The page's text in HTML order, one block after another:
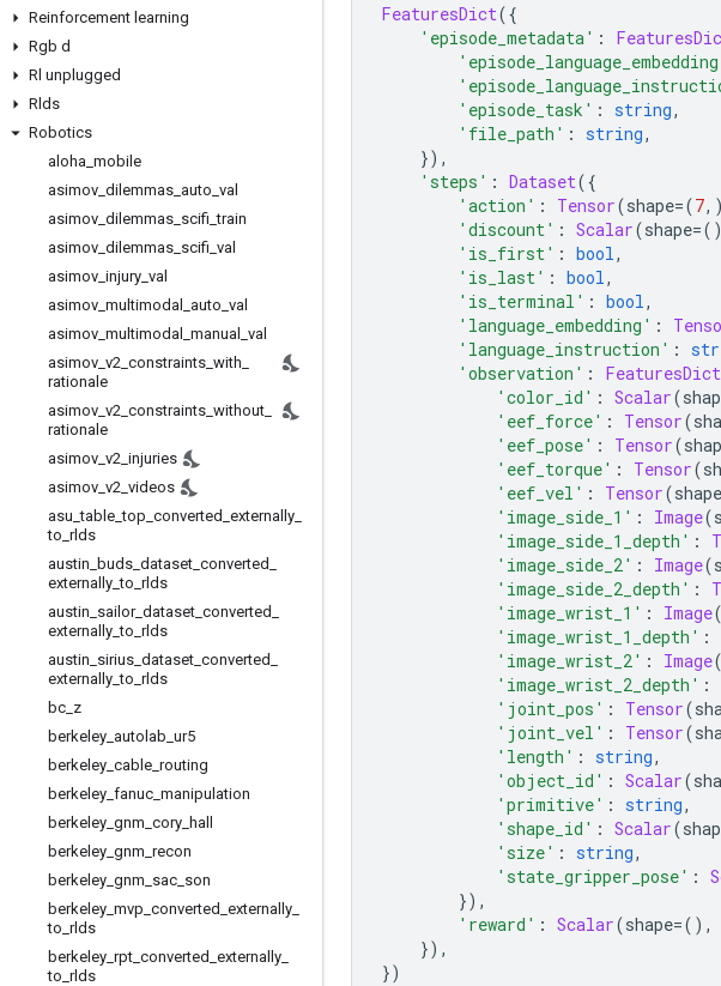
Reinforcement learning
Rgb d
Rl unplugged
Rlds
Robotics
aloha mobile
asimov dilemmas auto val
asimov dilemmas scifi _train
asimov dilemmas scifi val
asimov injury val
asimov multimodal auto val
asimov multimodal manual
val
asimov v2 constraints with
rationale
asimov v2 constraints without
rationale
asimov v2 injuries
asimov v2 videos
asu _table _top converted externally
to rlds
austin buds dataset converted
externally _to rlds
austin sailor_ dataset converted
externally _to rlds
austin sirius dataset converted
externally _to rlds
bc z
berkeley autolab ur5
berkeley cable routing
berkeley fanuc manipulation
berkeley gnm cory hall
berkeley gnm recon
berkeley gnm sac son
berkeley mvp converted externally
to rlds
berkeley rpt converted externally
to rlds
FeaturesDict({
'episode_metadata' :
'episode_task' : string,
'file_path' : string,
}),
'steps' : Dataset({
'action' : Tensor(shape=(7
'discount' : Scalar(shape
'is_first' : bool,
'is_last' : bool,
'is_terminal' : bool,
'language_embedding' :
'language_instruction' :
'observation' : FeaturesDict
'color_id' : Scalar(
'eef_force' : Tensor(
'eef_pose' : Tensor(
'eef_torque' : Tensor(
'eef_vel' : Tensor(shape
'image_side_1' : Image(
'image_side_1_depth' :
'image_side_2' : Image(
'image_side_2_depth' :
'image_wrist_1' : Image(
'image_wrist_1_depth' :
'image_wrist_2' : Image(
'image_wrist_2_depth' :
'joint_pos' : Tensor(
'joint_vel' : Tensor(
'length' : string,
'object_id' : Scalar(
'primitive' : string,
'shape_id' : Scalar(
'size' : string,
'state_gripper_pose' :
}),
'reward' : Scalar(shape=(),
}),
})